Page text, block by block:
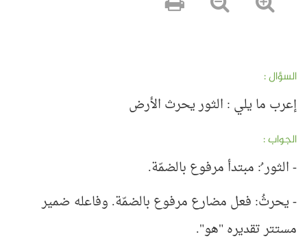
السؤال :
إعرب ما يلي : الثور يحرث الأرض
الجواب :
- الثور ُ: مبتدأ مرفوع بالضمّة.
- يحرثُ: فعل مضارع مرفوع بالضمّة. وفاعله ضمير
مستتر تقديره "هو".